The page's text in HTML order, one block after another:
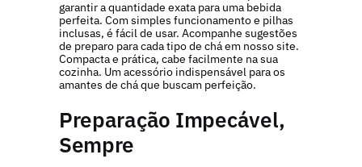
garantir a quantidade exata para uma bebida
perfeita. Com simples funcionamento e pilhas
inclusas, é fácil de usar. Acompanhe sugestões
de preparo para cada tipo de chá em nosso site.
Compacta e prática, cabe facilmente na sua
cozinha. Um acessório indispensável para os
amantes de chá que buscam perfeição.
Preparação Impecável,
Sempre